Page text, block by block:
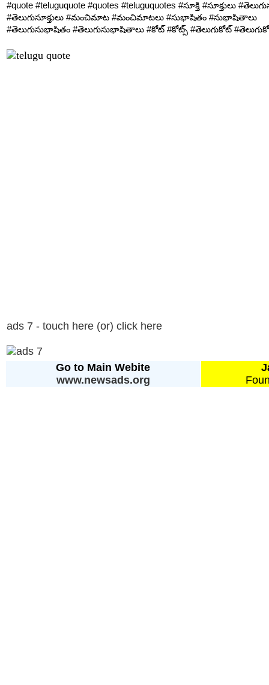
#quote #teluguquote #quotes #teluguquotes #సూక్తి #సూక్తులు
#తెలుగుసూక్తులు #మంచిమాట #మంచిమాటలు #సుభాషితం #సుభాషితాలు
#తెలుగుసుభాషితం #తెలుగుసుభాషితాలు #కోట్ #కోట్స్ #తెలుగుకోట్
ads 7 - touch here (or) click here
Go to Main Webite
www.newsads.org